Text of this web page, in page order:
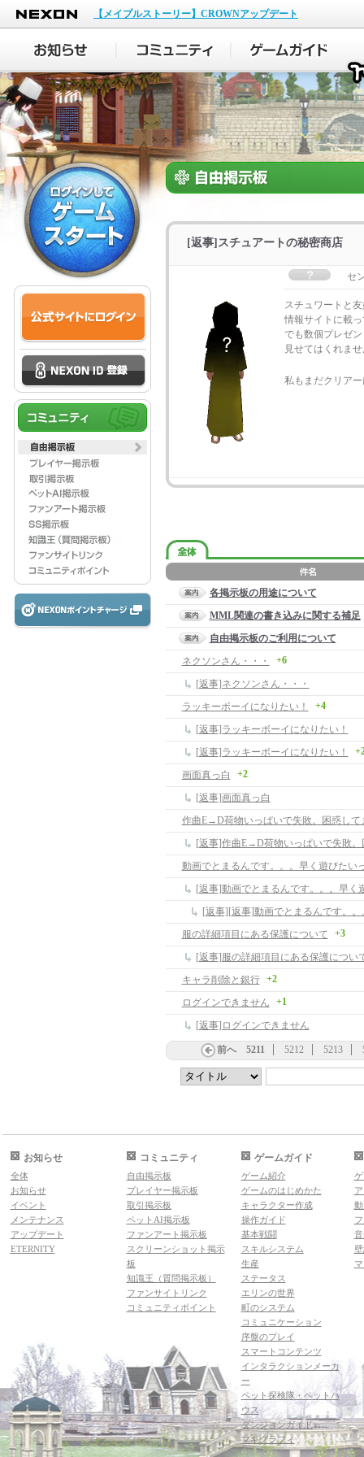
NEXON
【メイプルストーリー】CROWNアップデート
[返事]スチュアートの秘密商店
セ
スチュワートと
情報サイトに載
でも数個プレゼ
見せてはくれま
私もまだクリア
各掲示板の用途について
MML関連の書き込みに関する補足
自由掲示板のご利用について
ネクソンさん・・・
+6
[返事]ネクソンさん・・・
ラッキーボーイになりたい！
+4
[返事]ラッキーボーイになりたい！
[返事]ラッキーボーイになりたい！
画面真っ白 +2
[返事]画面真っ白
作曲E→D荷物いっぱいで失敗。困惑して
[返事]作曲E→D荷物いっぱいで失敗。
動画でとまるんです。。。早く遊びたい
[返事]動画でとまるんです。。。早く
服の詳細項目にある保護について +3
[返事]服の詳細項目にある保護につい
キャラ削除と銀行
+2
ログインできません +1
[返事]ログインできません
前へ 5211 5212 5213
お知らせ
全体
お知らせ
イベント
メンテナンス
アップデート
ETERNITY
コミュニティ
自由掲示板
プレイヤー掲示板
取引掲示板
ペットAI掲示板
ファンアート掲示板
スクリーンショット掲示
板
知識王（質問掲示板）
ファンサイトリンク
コミュニティポイント
ゲームガイド
ゲーム紹介
ゲームのはじめかた
キャラクター作成
操作ガイド
基本戦闘
スキルシステム
生産
ステータス
エリンの世界
町のシステム
コミュニケーション
序盤のプレイ
スマートコンテンツ
インタラクションメーカ
ー
ペット探検隊・ペットハ
ウス
ダンジョンガイド
マギグラフィ